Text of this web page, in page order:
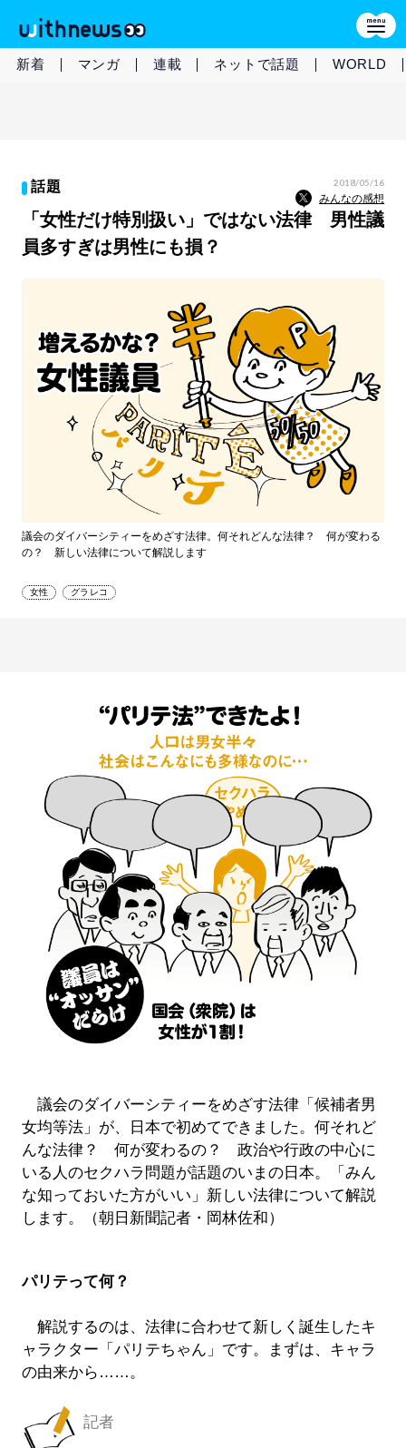
新着 マンガ 連載 ネットで話題 WORLD
話題 2018/05/16
みんなの感想
「女性だけ特別扱い」ではない法律 男性議
員多すぎは男性にも損？
議会のダイバーシティーをめざす法律。何それどんな法律？ 何が変わる
の？ 新しい法律について解説します
女性 グラレコ
議会のダイバーシティーをめざす法律「候補者男
女均等法」が、日本で初めてできました。何それど
んな法律？ 何が変わるの？ 政治や行政の中心に
いる人のセクハラ問題が話題のいまの日本。「みん
な知っておいた方がいい」新しい法律について解説
します。（朝日新聞記者・岡林佐和）
パリテって何？
解説するのは、法律に合わせて新しく誕生したキ
ャラクター「パリテちゃん」です。まずは、キャラ
の由来から……。
記者